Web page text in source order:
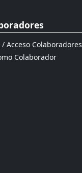
Acceso Colaboradores
Colaborador